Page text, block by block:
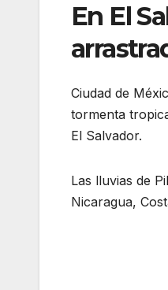
En El
Ciudad de
tormenta
El Salvador.
Las lluvias de
Nicaragua,